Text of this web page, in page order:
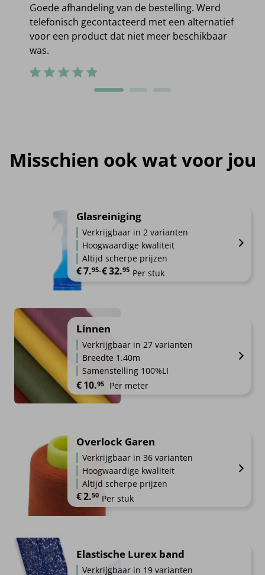
Goede afhandeling van de bestelling. Werd
telefonisch gecontacteerd met een alternatief
voor een product dat niet meer beschikbaar
was.
Misschien ook wat voor jou
Glasreiniging
Verkrijgbaar in 2 varianten
Hoogwaardige kwaliteit
Altijd scherpe prijzen
€7.95-€32.95
Prijsklasse: €7.95 tot €32.95
Per stuk
Linnen
Verkrijgbaar in 27 varianten
Breedte 1.40m
Samenstelling 100%LI
€10.95 Per meter
Overlock Garen
Verkrijgbaar in 36 varianten
Hoogwaardige kwaliteit
Altijd scherpe prijzen
€2.50 Per stuk
Elastische Lurex band
Verkrijgbaar in 19 varianten